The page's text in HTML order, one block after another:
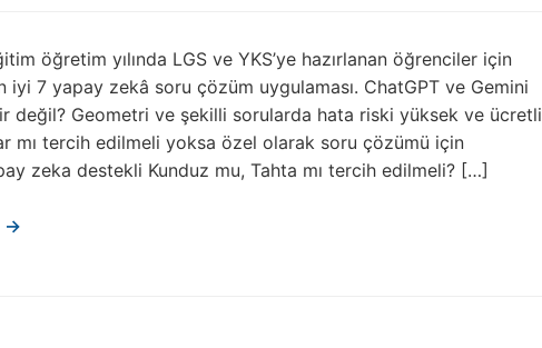
öğretim yılında LGS ve YKS’ye hazırlanan öğrenciler için
iyi 7 yapay zekâ soru çözüm uygulaması. ChatGPT ve Gemini
değil? Geometri ve şekilli sorularda hata riski yüksek ve ücretli
mı tercih edilmeli yoksa özel olarak soru çözümü için
zeka destekli Kunduz mu, Tahta mı tercih edilmeli? […]
→